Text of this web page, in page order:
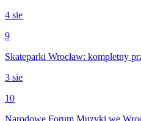
4 sie
9
Skateparki Wrocław: kompletny
3 sie
10
Narodowe Forum Muzyki we